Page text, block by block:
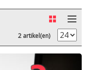
2 artikel(en)